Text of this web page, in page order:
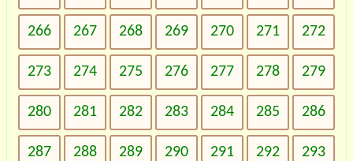
266 267 268 269 270 271 272
273 274 275 276 277 278 279
280 281 282 283 284 285 286
287 288 289 290 291 292 293